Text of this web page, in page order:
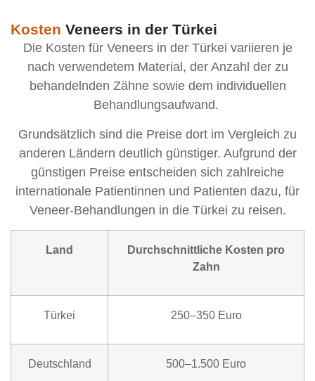
Kosten Veneers in der Türkei
Die Kosten für Veneers in der Türkei variieren je
nach verwendetem Material, der Anzahl der zu
behandelnden Zähne sowie dem individuellen
Behandlungsaufwand.
Grundsätzlich sind die Preise dort im Vergleich zu
anderen Ländern deutlich günstiger. Aufgrund der
günstigen Preise entscheiden sich zahlreiche
internationale Patientinnen und Patienten dazu, für
Veneer-Behandlungen in die Türkei zu reisen.
Land
Durchschnittliche Kosten pro
Zahn
Türkei 250–350 Euro
Deutschland 500–1.500 Euro